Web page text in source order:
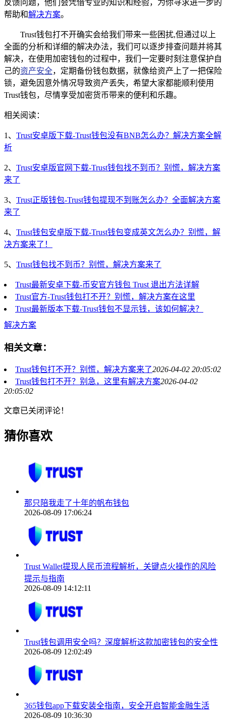
反馈问题，他们会凭借专业的知识和经验，为你寻求进一步的
帮助和解决方案。
Trust钱包打不开确实会给我们带来一些困扰,但通过以上
全面的分析和详细的解决办法，我们可以逐步排查问题并将其
解决，在使用加密钱包的过程中，我们一定要时刻注意保护自
己的资产安全，定期备份钱包数据，就像给资产上了一把保险
锁，避免因意外情况导致资产丢失，希望大家都能顺利使用
Trust钱包，尽情享受加密货币带来的便利和乐趣。
相关阅读：
1、 Trust安卓版下载-Trust钱包没有BNB怎么办？解决方案全解
析
2、 Trust安卓版官网下载-Trust钱包找不到币？别慌，解决方案
来了
3、 Trust正版钱包-Trust钱包提现不到账怎么办？全面解决方案
来了
4、 Trust钱包安卓版下载-Trust钱包变成英文怎么办？别慌，解
决方案来了！
5、 Trust钱包找不到币？别慌，解决方案来了
Trust最新安卓下载-币安官方钱包 Trust 退出方法详解
Trust官方-Trust钱包打不开？别慌，解决方案在这里
Trust最新版本下载-Trust钱包不显示钱，该如何解决？
解决方案
相关文章：
Trust钱包打不开？别慌，解决方案来了2026-04-02 20:05:02
Trust钱包打不开？别急，这里有解决方案2026-04-02
20:05:02
文章已关闭评论！
猜你喜欢
那只陪我走了十年的帆布钱包
2026-08-09 17:06:24
Trust Wallet提现人民币流程解析，关键点火操作的风险
提示与指南
2026-08-09 14:12:11
Trust钱包调用安全吗？深度解析这款加密钱包的安全性
2026-08-09 12:02:49
365钱包app下载安装全指南，安全开启智能金融生活
2026-08-09 10:36:30